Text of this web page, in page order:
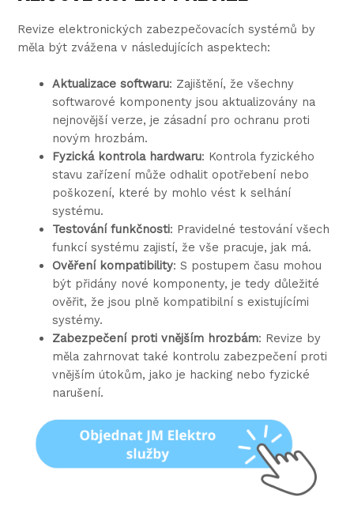
Revize elektronických zabezpečovacích systémů by
měla být zvážena v následujících aspektech:
Aktualizace softwaru: Zajištění, že všechny
softwarové komponenty jsou aktualizovány na
nejnovější verze, je zásadní pro ochranu proti
novým hrozbám.
Fyzická kontrola hardwaru: Kontrola fyzického
stavu zařízení může odhalit opotřebení nebo
poškození, které by mohlo vést k selhání
systému.
Testování funkčnosti: Pravidelné testování všech
funkcí systému zajistí, že vše pracuje, jak má.
Ověření kompatibility: S postupem času mohou
být přidány nové komponenty, je tedy důležité
ověřit, že jsou plně kompatibilní s existujícími
systémy.
Zabezpečení proti vnějším hrozbám: Revize by
měla zahrnovat také kontrolu zabezpečení proti
vnějším útokům, jako je hacking nebo fyzické
narušení.